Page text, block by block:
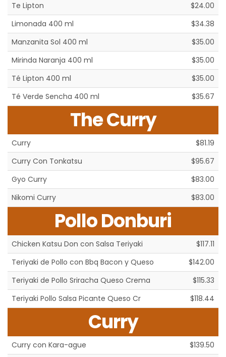
Te Lipton
$24.00
Limonada 400 ml
$34.38
Manzanita Sol 400 ml
$35.00
Mirinda Naranja 400 ml
$35.00
Té Lipton 400 ml
$35.00
Té Verde Sencha 400 ml
$35.67
The Curry
Curry
$81.19
Curry Con Tonkatsu
$95.67
Gyo Curry
$83.00
Nikomi Curry
$83.00
Pollo Donburi
Chicken Katsu Don con Salsa Teriyaki
$117.11
Teriyaki de Pollo con Bbq Bacon y Queso
$142.00
Teriyaki de Pollo Sriracha Queso Crema
$115.33
Teriyaki Pollo Salsa Picante Queso Cr
$118.44
Curry
Curry con Kara-ague
$139.50